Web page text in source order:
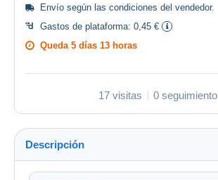
Envío según las condiciones del vendedor.
Gastos de plataforma: 0,45 €
Queda 5 días 13 horas
17 visitas 0 seguimiento
Descripción